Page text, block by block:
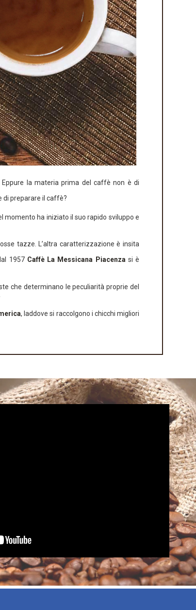
la materia prima del caffè non è di
di preparare il caffè?
momento ha iniziato il suo rapido sviluppo e
tazze. L’altra caratterizzazione è insita
1957 Caffè La Messicana Piacenzasi è
che determinano le peculiarità proprie del
, laddove si raccolgono i chicchi migliori